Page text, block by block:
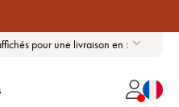
pour une livraison en :